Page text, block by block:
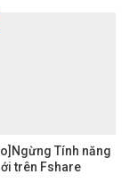
Tính năng
trên Fshare